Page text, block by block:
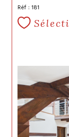
Réf : 181